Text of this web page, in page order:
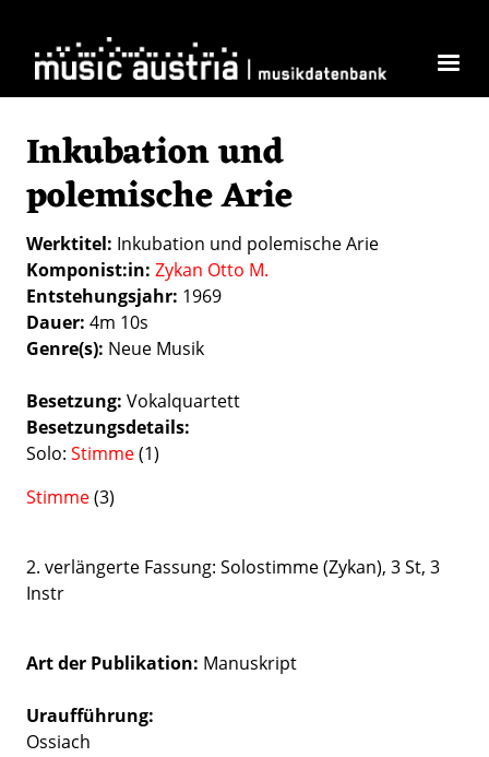
Inkubation und
polemische Arie
Werktitel Inkubation und polemische Arie
Komponist:in Zykan Otto M.
Entstehungsjahr 1969
Dauer 4m 10s
Genre(s) Neue Musik
Besetzung Vokalquartett
Besetzungsdetails
Solo: Stimme(1)
Stimme(3)
2. verlängerte Fassung: Solostimme (Zykan), 3 St, 3
Instr
Art der Publikation Manuskript
Uraufführung:
Ossiach